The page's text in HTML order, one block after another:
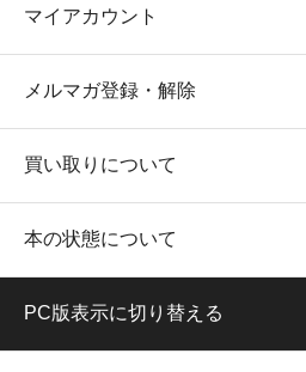
マイアカウント
メルマガ登録・解除
買い取りについて
本の状態について
PC版表示に切り替える